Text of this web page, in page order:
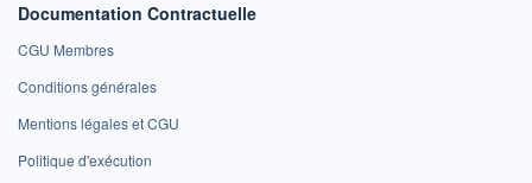
Documentation Contractuelle
CGU Membres
Conditions générales
Mentions légales et CGU
Politique d'exécution